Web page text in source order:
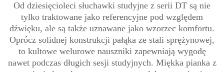
Od dziesięcioleci słuchawki studyjne z serii DT są nie
tylko traktowane jako referencyjne pod względem
dźwięku, ale są także uznawane jako wzorzec komfortu.
Oprócz solidnej konstrukcji pałąka ze stali sprężynowej,
to kultowe welurowe nauszniki zapewniają wygodę
nawet podczas długich sesji studyjnych. Miękka pianka z